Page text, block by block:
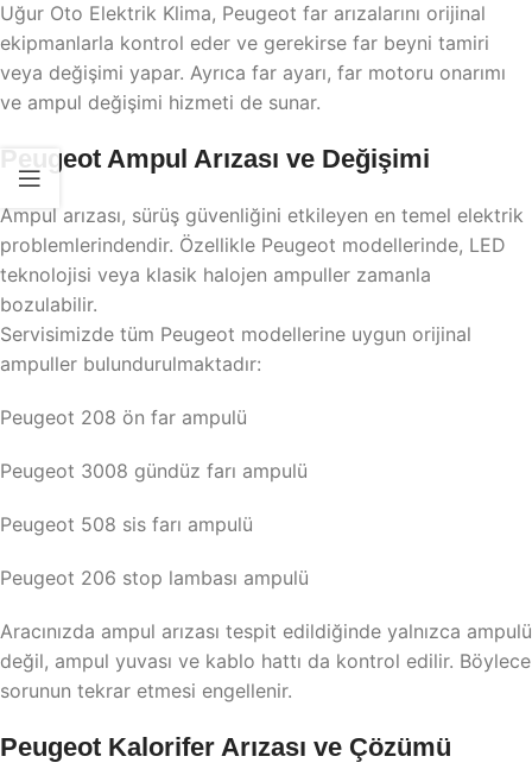
Uğur Oto Elektrik Klima, Peugeot far arızalarını orijinal
ekipmanlarla kontrol eder ve gerekirse far beyni tamiri
veya değişimi yapar. Ayrıca far ayarı, far motoru onarımı
ve ampul değişimi hizmeti de sunar.
Peugeot Ampul Arızası ve Değişimi
Ampul arızası, sürüş güvenliğini etkileyen en temel elektrik
problemlerindendir. Özellikle Peugeot modellerinde, LED
teknolojisi veya klasik halojen ampuller zamanla
bozulabilir.
Servisimizde tüm Peugeot modellerine uygun orijinal
ampuller bulundurulmaktadır:
Peugeot 208 ön far ampulü
Peugeot 3008 gündüz farı ampulü
Peugeot 508 sis farı ampulü
Peugeot 206 stop lambası ampulü
Aracınızda ampul arızası tespit edildiğinde yalnızca ampulü
değil, ampul yuvası ve kablo hattı da kontrol edilir. Böylece
sorunun tekrar etmesi engellenir.
Peugeot Kalorifer Arızası ve Çözümü